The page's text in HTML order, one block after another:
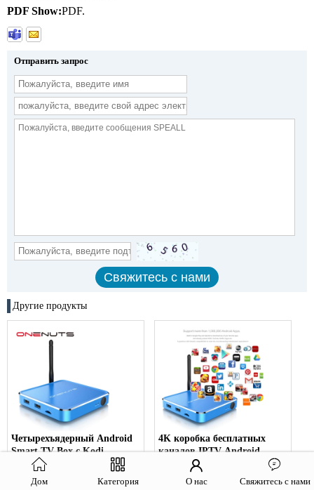
PDF Show:PDF.
Отправить запрос
Другие продукты
Четырехъядерный Android
Smart TV Box с Kodi
4K коробка бесплатных
каналов IPTV Android
Дом
Категория О нас Свяжитесь с нами